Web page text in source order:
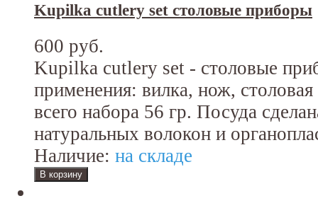
Kupilka cutlery set cтоловые приборы
600 руб.
Kupilka cutlery set - cтоловые
применения: вилка, нож,
всего набора 56 гр. Посуда
натуральных волокон и
Наличие: на складе